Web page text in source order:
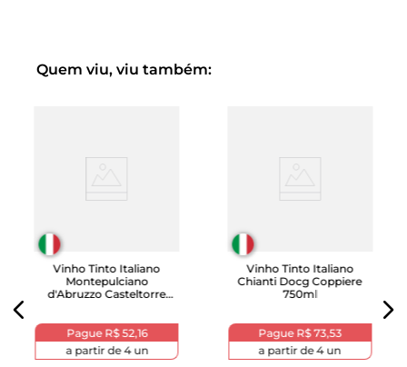
Quem viu, viu também:
Vinho Tinto Italiano
Montepulciano
d'Abruzzo Casteltorre
Pague R$ 52,16
a partir de4un
Vinho Tinto Italiano
Chianti Docg Coppiere
750ml
Pague R$ 73,53
a partir de4un